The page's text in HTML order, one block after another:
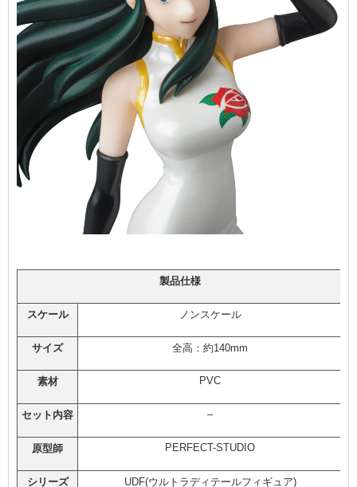
製品仕様
スケール ノンスケール
サイズ 全高：約140mm
素材 PVC
セット内容 –
原型師 PERFECT-STUDIO
シリーズ UDF(ウルトラディテールフィギュア)